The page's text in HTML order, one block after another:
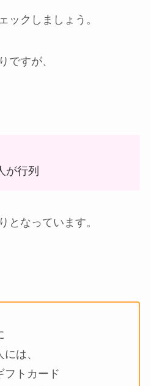
ックしましょう。
ですが、
が行列
となっています。
は、
フトカード